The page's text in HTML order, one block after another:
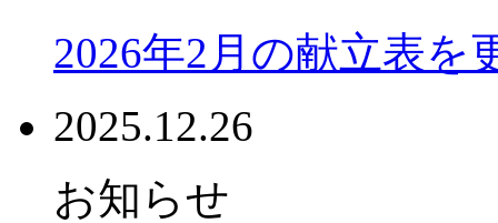
2026年2月の献立表を
2025.12.26
お知らせ